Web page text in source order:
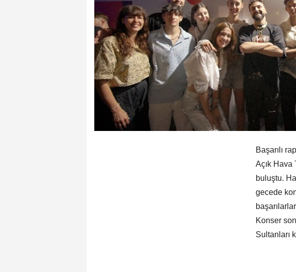
Başarılı
Açık Hava
buluştu.
gecede
Konser
Sultanları